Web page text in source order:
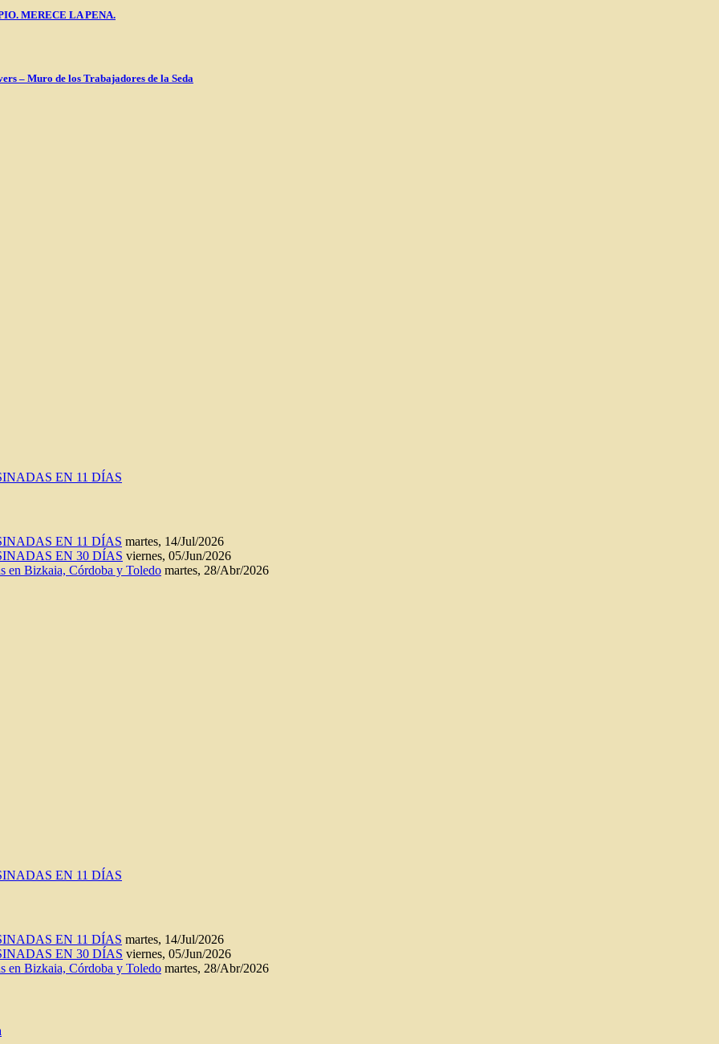
MERECE LA PENA.
– Muro de los Trabajadores de la Seda
EN 11 DÍAS
EN 11 DÍAS martes, 14/Jul/2026
EN 30 DÍAS viernes, 05/Jun/2026
Bizkaia, Córdoba y Toledo martes, 28/Abr/2026
EN 11 DÍAS
EN 11 DÍAS martes, 14/Jul/2026
EN 30 DÍAS viernes, 05/Jun/2026
Bizkaia, Córdoba y Toledo martes, 28/Abr/2026